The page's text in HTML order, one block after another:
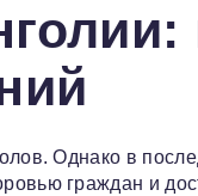
Однако в
граждан и